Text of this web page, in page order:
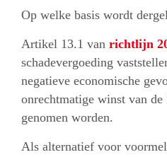
Op welke basis wordt
Artikel 13.1 van richtlijn
schadevergoeding
negatieve economische
onrechtmatige winst van
genomen worden.
Als alternatief voor